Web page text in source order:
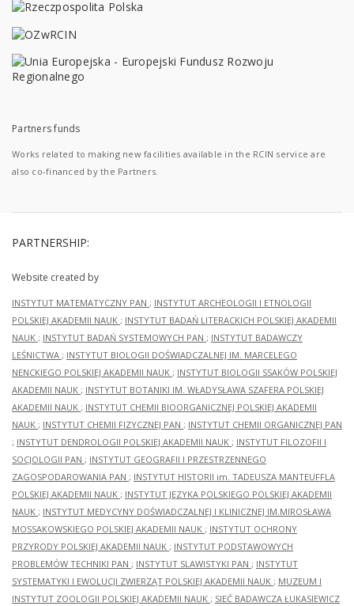
Partners funds
Works related to making new facilities available in the RCIN service are
also co-financed by the Partners.
PARTNERSHIP:
Website created by
INSTYTUT MATEMATYCZNY PAN ; INSTYTUT ARCHEOLOGII I ETNOLOGII
POLSKIEJ AKADEMII NAUK ; INSTYTUT BADAŃ LITERACKICH POLSKIEJ AKADEMII
NAUK ; INSTYTUT BADAŃ SYSTEMOWYCH PAN ; INSTYTUT BADAWCZY
LEŚNICTWA ; INSTYTUT BIOLOGII DOŚWIADCZALNEJ IM. MARCELEGO
NENCKIEGO POLSKIEJ AKADEMII NAUK ; INSTYTUT BIOLOGII SSAKÓW POLSKIEJ
AKADEMII NAUK ; INSTYTUT BOTANIKI IM. WŁADYSŁAWA SZAFERA POLSKIEJ
AKADEMII NAUK ; INSTYTUT CHEMII BIOORGANICZNEJ POLSKIEJ AKADEMII
NAUK ; INSTYTUT CHEMII FIZYCZNEJ PAN ; INSTYTUT CHEMII ORGANICZNEJ PAN
; INSTYTUT DENDROLOGII POLSKIEJ AKADEMII NAUK ; INSTYTUT FILOZOFII I
SOCJOLOGII PAN ; INSTYTUT GEOGRAFII I PRZESTRZENNEGO
ZAGOSPODAROWANIA PAN ; INSTYTUT HISTORII im. TADEUSZA MANTEUFFLA
POLSKIEJ AKADEMII NAUK ; INSTYTUT JĘZYKA POLSKIEGO POLSKIEJ AKADEMII
NAUK ; INSTYTUT MEDYCYNY DOŚWIADCZALNEJ I KLINICZNEJ IM.MIROSŁAWA
MOSSAKOWSKIEGO POLSKIEJ AKADEMII NAUK ; INSTYTUT OCHRONY
PRZYRODY POLSKIEJ AKADEMII NAUK ; INSTYTUT PODSTAWOWYCH
PROBLEMÓW TECHNIKI PAN ; INSTYTUT SLAWISTYKI PAN ; INSTYTUT
SYSTEMATYKI I EWOLUCJI ZWIERZĄT POLSKIEJ AKADEMII NAUK ; MUZEUM I
INSTYTUT ZOOLOGII POLSKIEJ AKADEMII NAUK ; SIEĆ BADAWCZA ŁUKASIEWICZ